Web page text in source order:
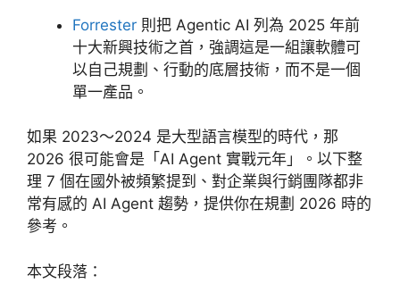
Forrester 則把 Agentic AI 列為 2025 年前
十大新興技術之首，強調這是一組讓軟體可
以自己規劃、行動的底層技術，而不是一個
單一產品。
如果 2023～2024 是大型語言模型的時代，那
2026 很可能會是「AI Agent 實戰元年」。以下整
理 7 個在國外被頻繁提到、對企業與行銷團隊都非
常有感的 AI Agent 趨勢，提供你在規劃 2026 時的
參考。
本文段落：